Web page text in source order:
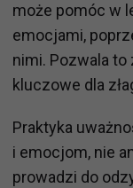
może pomóc w
emocjami,
nimi. Pozwala
kluczowe dla
Praktyka
i emocjom, nie
prowadzi do